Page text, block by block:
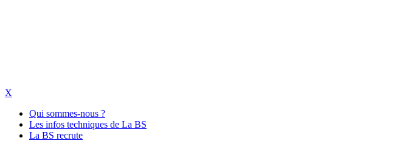
X
Qui sommes-nous ?
Les infos techniques de La BS
La BS recrute